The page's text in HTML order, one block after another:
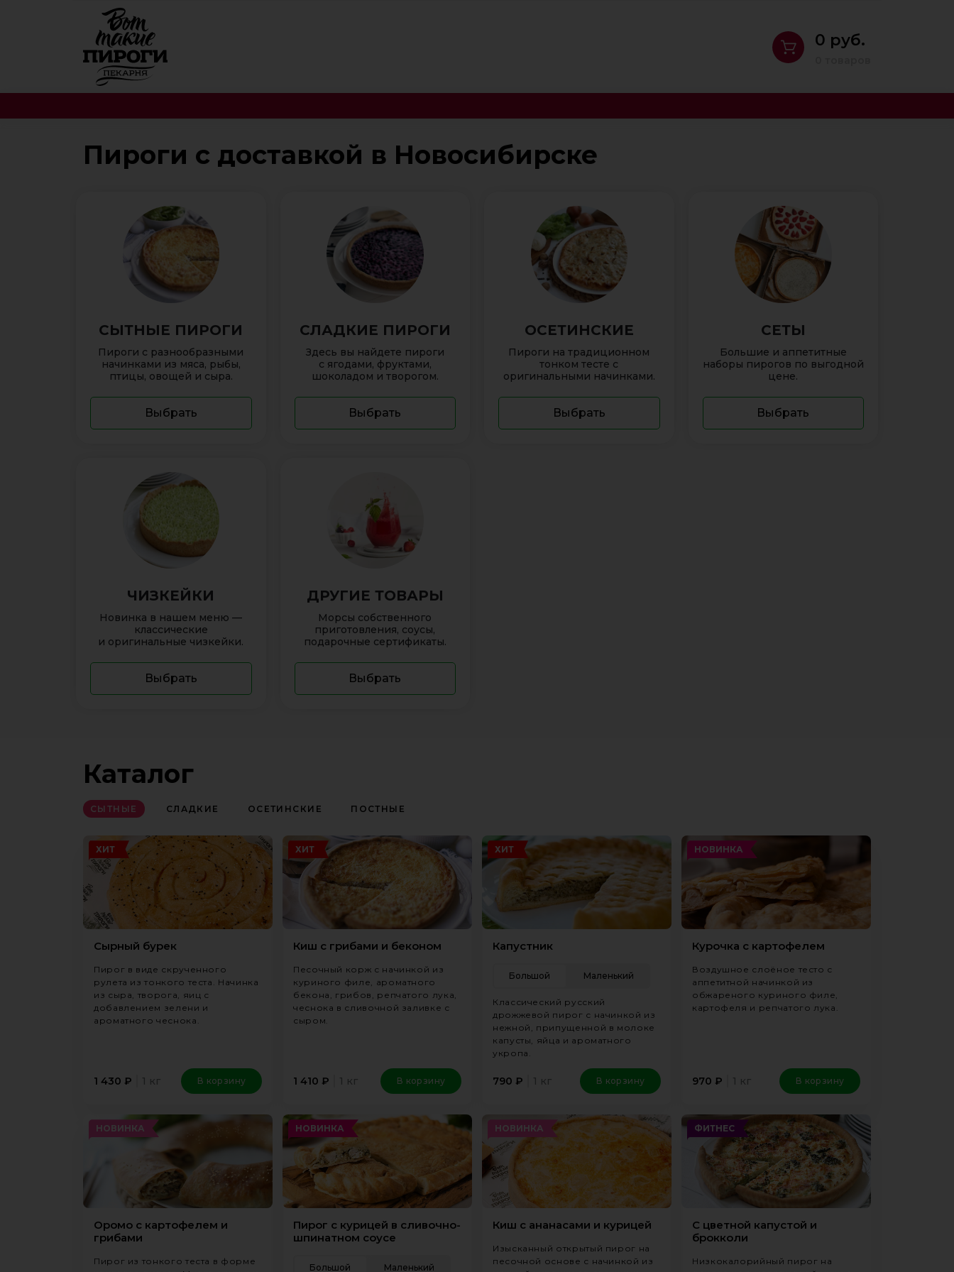
0 руб.
Пироги с доставкой в Новосибирске
СЫТНЫЕ ПИРОГИ
Пироги с разнообразными
начинками из мяса, рыбы,
птицы, овощей и сыра.
Выбрать
СЛАДКИЕ ПИРОГИ
Здесь вы найдете пироги
с ягодами, фруктами,
шоколадом и творогом.
Выбрать
ОСЕТИНСКИЕ
Пироги на традиционном
тонком тесте с
оригинальными начинками.
Выбрать
СЕТЫ
Большие и аппетитные
наборы пирогов по выгодной
цене.
Выбрать
ЧИЗКЕЙКИ
Новинка в нашем меню —
классические
и оригинальные чизкейки.
Выбрать
ДРУГИЕ ТОВАРЫ
Морсы собственного
приготовления, соусы,
подарочные сертификаты.
Выбрать
Каталог
СЫТНЫЕ СЛАДКИЕ ОСЕТИНСКИЕ ПОСТНЫЕ
ХИТ
Сырный бурек
Пирог в виде скрученного
рулета из тонкого теста. Начинка
из сыра, творога, яиц с
добавлением зелени и
ароматного чеснока.
1 430 ₽ 1 кг В корзину
ХИТ
Киш с грибами и беконом
Песочный корж с начинкой из
куриного филе, ароматного
бекона, грибов, репчатого лука,
чеснока в сливочной заливке с
сыром.
1 410 ₽ 1 кг В корзину
ХИТ
Капустник
Большой Маленький
Классический русский
дрожжевой пирог с начинкой из
нежной, припущенной в молоке
капусты, яйца и ароматного
укропа.
790 ₽ 1 кг В корзину
НОВИНКА
Курочка с картофелем
Воздушное слоёное тесто с
аппетитной начинкой из
обжареного куриного филе,
картофеля и репчатого лука.
970 ₽ 1 кг В корзину
НОВИНКА
Оромо c картофелем и
грибами
Пирог из тонкого теста в форме
НОВИНКА
Пирог с курицей в сливочно-
шпинатном соусе
Большой Маленький
НОВИНКА
Киш с ананасами и курицей
Изысканный открытый пирог на
песочной основе с начинкой из
ФИТНЕС
С цветной капустой и
брокколи
Низкокалорийный пирог на